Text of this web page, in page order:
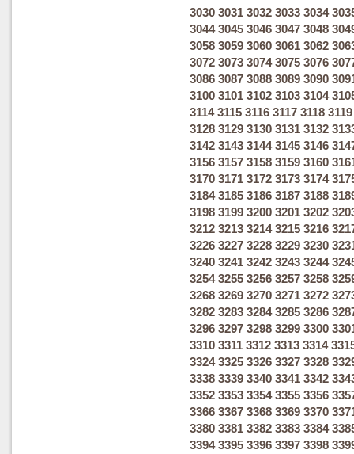
3030 3031 3032 3033 3034
3044 3045 3046 3047 3048
3058 3059 3060 3061 3062
3072 3073 3074 3075 3076
3086 3087 3088 3089 3090
3100 3101 3102 3103 3104
3114 3115 3116 3117 3118 3119
3128 3129 3130 3131 3132
3142 3143 3144 3145 3146
3156 3157 3158 3159 3160
3170 3171 3172 3173 3174
3184 3185 3186 3187 3188
3198 3199 3200 3201 3202
3212 3213 3214 3215 3216
3226 3227 3228 3229 3230
3240 3241 3242 3243 3244
3254 3255 3256 3257 3258
3268 3269 3270 3271 3272
3282 3283 3284 3285 3286
3296 3297 3298 3299 3300
3310 3311 3312 3313 3314
3324 3325 3326 3327 3328
3338 3339 3340 3341 3342
3352 3353 3354 3355 3356
3366 3367 3368 3369 3370
3380 3381 3382 3383 3384
3394 3395 3396 3397 3398